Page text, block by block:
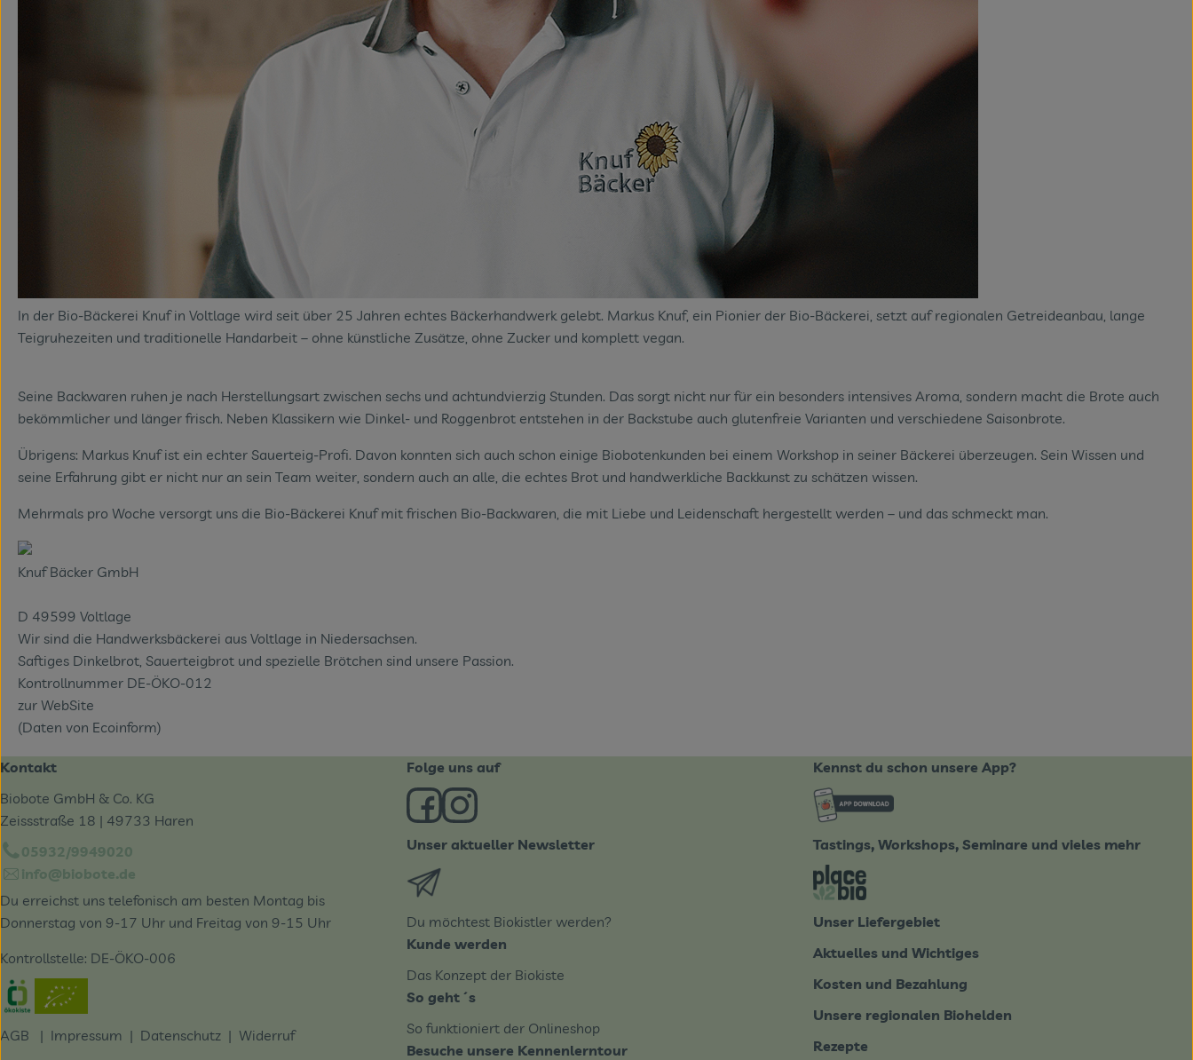
In der Bio-Bäckerei Knuf in Voltlage wird seit über 25 Jahren echtes Bäckerhandwerk gelebt. Markus Knuf, ein Pionier der Bio-Bäckerei, setzt auf regionalen Getreideanbau, lange
Teigruhezeiten und traditionelle Handarbeit – ohne künstliche Zusätze, ohne Zucker und komplett vegan.
Seine Backwaren ruhen je nach Herstellungsart zwischen sechs und achtundvierzig Stunden. Das sorgt nicht nur für ein besonders intensives Aroma, sondern macht die Brote auch
bekömmlicher und länger frisch. Neben Klassikern wie Dinkel- und Roggenbrot entstehen in der Backstube auch glutenfreie Varianten und verschiedene Saisonbrote.
Übrigens: Markus Knuf ist ein echter Sauerteig-Profi. Davon konnten sich auch schon einige Biobotenkunden bei einem Workshop in seiner Bäckerei überzeugen. Sein Wissen und
seine Erfahrung gibt er nicht nur an sein Team weiter, sondern auch an alle, die echtes Brot und handwerkliche Backkunst zu schätzen wissen.
Mehrmals pro Woche versorgt uns die Bio-Bäckerei Knuf mit frischen Bio-Backwaren, die mit Liebe und Leidenschaft hergestellt werden – und das schmeckt man.
Knuf Bäcker GmbH
D 49599 Voltlage
Wir sind die Handwerksbäckerei aus Voltlage in Niedersachsen.
Saftiges Dinkelbrot, Sauerteigbrot und spezielle Brötchen sind unsere Passion.
Kontrollnummer DE-ÖKO-012
zur WebSite
(Daten von Ecoinform)
Kontakt
Biobote GmbH & Co. KG
Zeissstraße 18 | 49733 Haren
05932/9949020
info@biobote.de
Du erreichst uns telefonisch am besten Montag bis
Donnerstag von 9-17 Uhr und Freitag von 9-15 Uhr
Kontrollstelle: DE-ÖKO-006
Externer Link zu https://www.oekokiste.de/
AGB | Impressum | Datenschutz | Widerruf
Folge uns auf
Externer Link zu https://www.facebook.com/derBiobote/
Externer Link zu https://www.instagram.com/biobote_de/
Unser aktueller Newsletter
Externer Link zu https://biobote.de/mailvorlage/newsletter-0826.html
Du möchtest Biokistler werden?
Kunde werden
Das Konzept der Biokiste
So geht´s
So funktioniert der Onlineshop
Besuche unsere Kennenlerntour
Kennst du schon unsere App?
Externer Link zu https://www.biobote-
Tastings, Workshops, Seminare und vieles mehr
Externer Link zu https://place2bio.de/
Unser Liefergebiet
Aktuelles und Wichtiges
Kosten und Bezahlung
Unsere regionalen Biohelden
Rezepte